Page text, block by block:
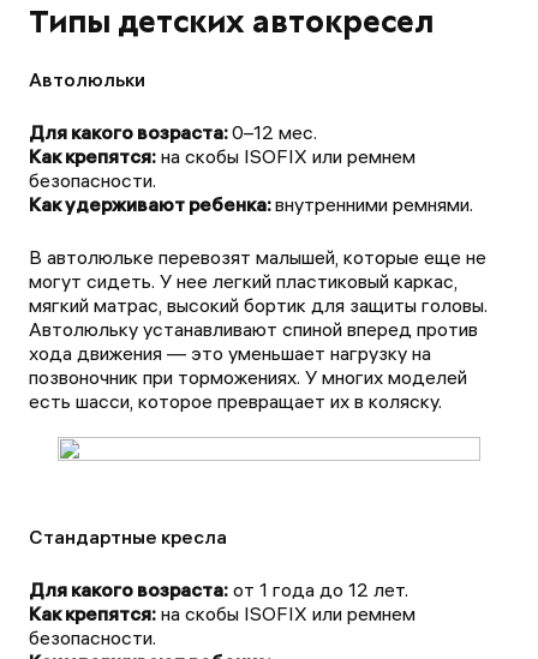
Типы детских автокресел
Автолюльки
Для какого возраста:
Как крепятся: на скобы ISOFIX или ремнем
Как удерживают ребенка:внутренними ремнями.
В автолюльке перевозят малышей, которые еще не
могут сидеть. У нее легкий пластиковый каркас,
мягкий матрас, высокий бортик для защиты головы.
Автолюльку устанавливают спиной вперед против
хода движения — это уменьшает нагрузку на
позвоночник при торможениях. У многих моделей
есть шасси, которое превращает их в коляску.
Стандартные кресла
Для какого возраста:
Как крепятся: на скобы ISOFIX или ремнем